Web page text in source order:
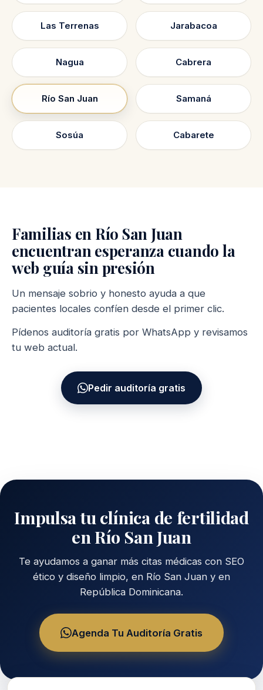
Las Terrenas Jarabacoa
Nagua Cabrera
Río San Juan Samaná
Sosúa Cabarete
Familias en Río San Juan
encuentran esperanza cuando la
web guía sin presión
Un mensaje sobrio y honesto ayuda a que
pacientes locales confíen desde el primer clic.
Pídenos auditoría gratis por WhatsApp y revisamos
tu web actual.
Pedir auditoría gratis
Impulsa tu clínica de fertilidad
en Río San Juan
Te ayudamos a ganar más citas médicas con SEO
ético y diseño limpio, en Río San Juan y en
República Dominicana.
Agenda Tu Auditoría Gratis